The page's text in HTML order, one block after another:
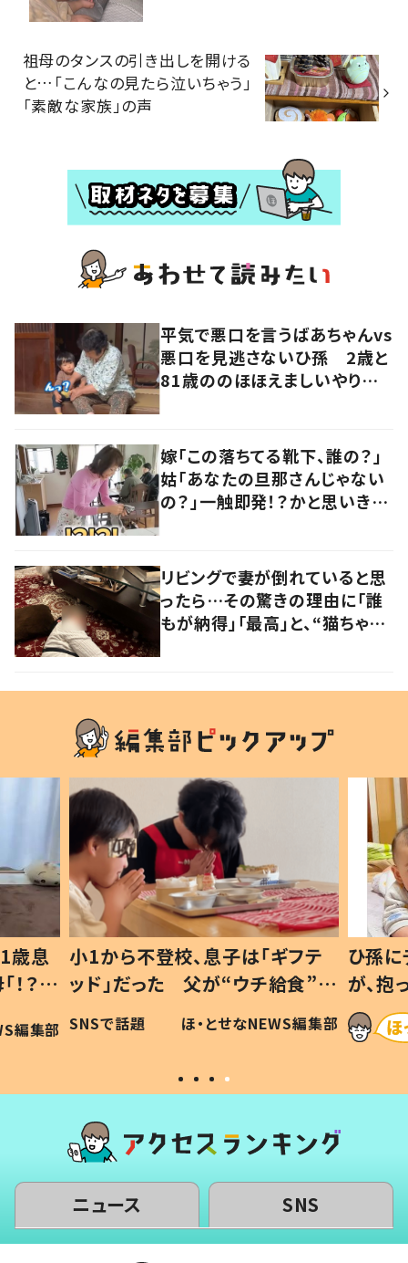
祖母のタンスの引き出しを開ける
と…「こんなの見たら泣いちゃう」
「素敵な家族」の声
平気で悪口を言うばあちゃんvs
悪口を見逃さないひ孫 2歳と
81歳ののほほえましいやり取り
嫁「この落ちてる靴下、誰の？」
姑「あなたの旦那さんじゃない
の？」一触即発！？かと思いき
リビングで妻が倒れていると思
ったら…その驚きの理由に「誰
もが納得」「最高」と、“猫ちゃん
歳息
？」
編集部
小1から不登校、息子は「ギフテ
ッド」だった 父が“ウチ給食”を
作り続ける理由とは #令和の親
#令和の子
SNSで話題 ほ・とせなNEWS編集部
ひ孫
が、
「涙が
い」
ニュース SNS